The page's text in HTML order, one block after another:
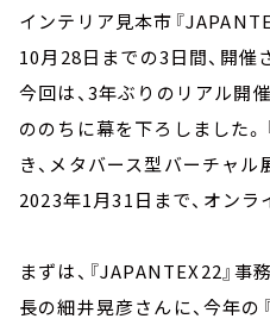
インテリア見本市『
10月28日までの3日間、開催
今回は、3年ぶりのリアル開
ののちに幕を下ろしました
き、メタバース型バーチャ
2023年1月31日まで、オンラ
まずは、『JAPANTEX22』事
長の細井晃彦さんに、今年の